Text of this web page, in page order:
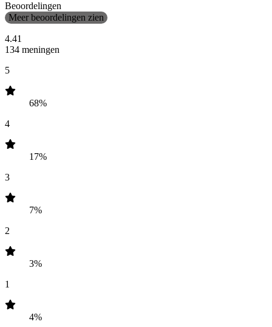
Beoordelingen
Meer beoordelingen zien
4.41
134 meningen
5
68%
4
17%
3
7%
2
3%
1
4%